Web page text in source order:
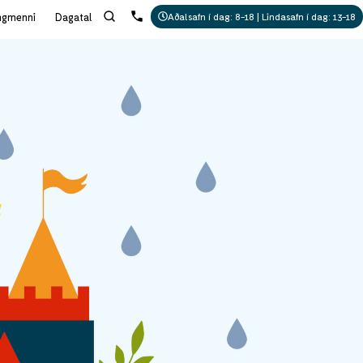
Dagatal Aðalsafn í dag: 8-18 | Lindasafn í dag: 13-18